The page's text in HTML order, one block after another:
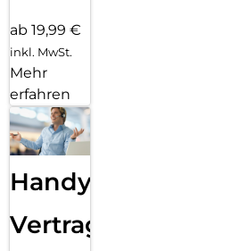
ab 19,99 €
inkl. MwSt.
Mehr
erfahren
Handy
Vertragsabwicklung